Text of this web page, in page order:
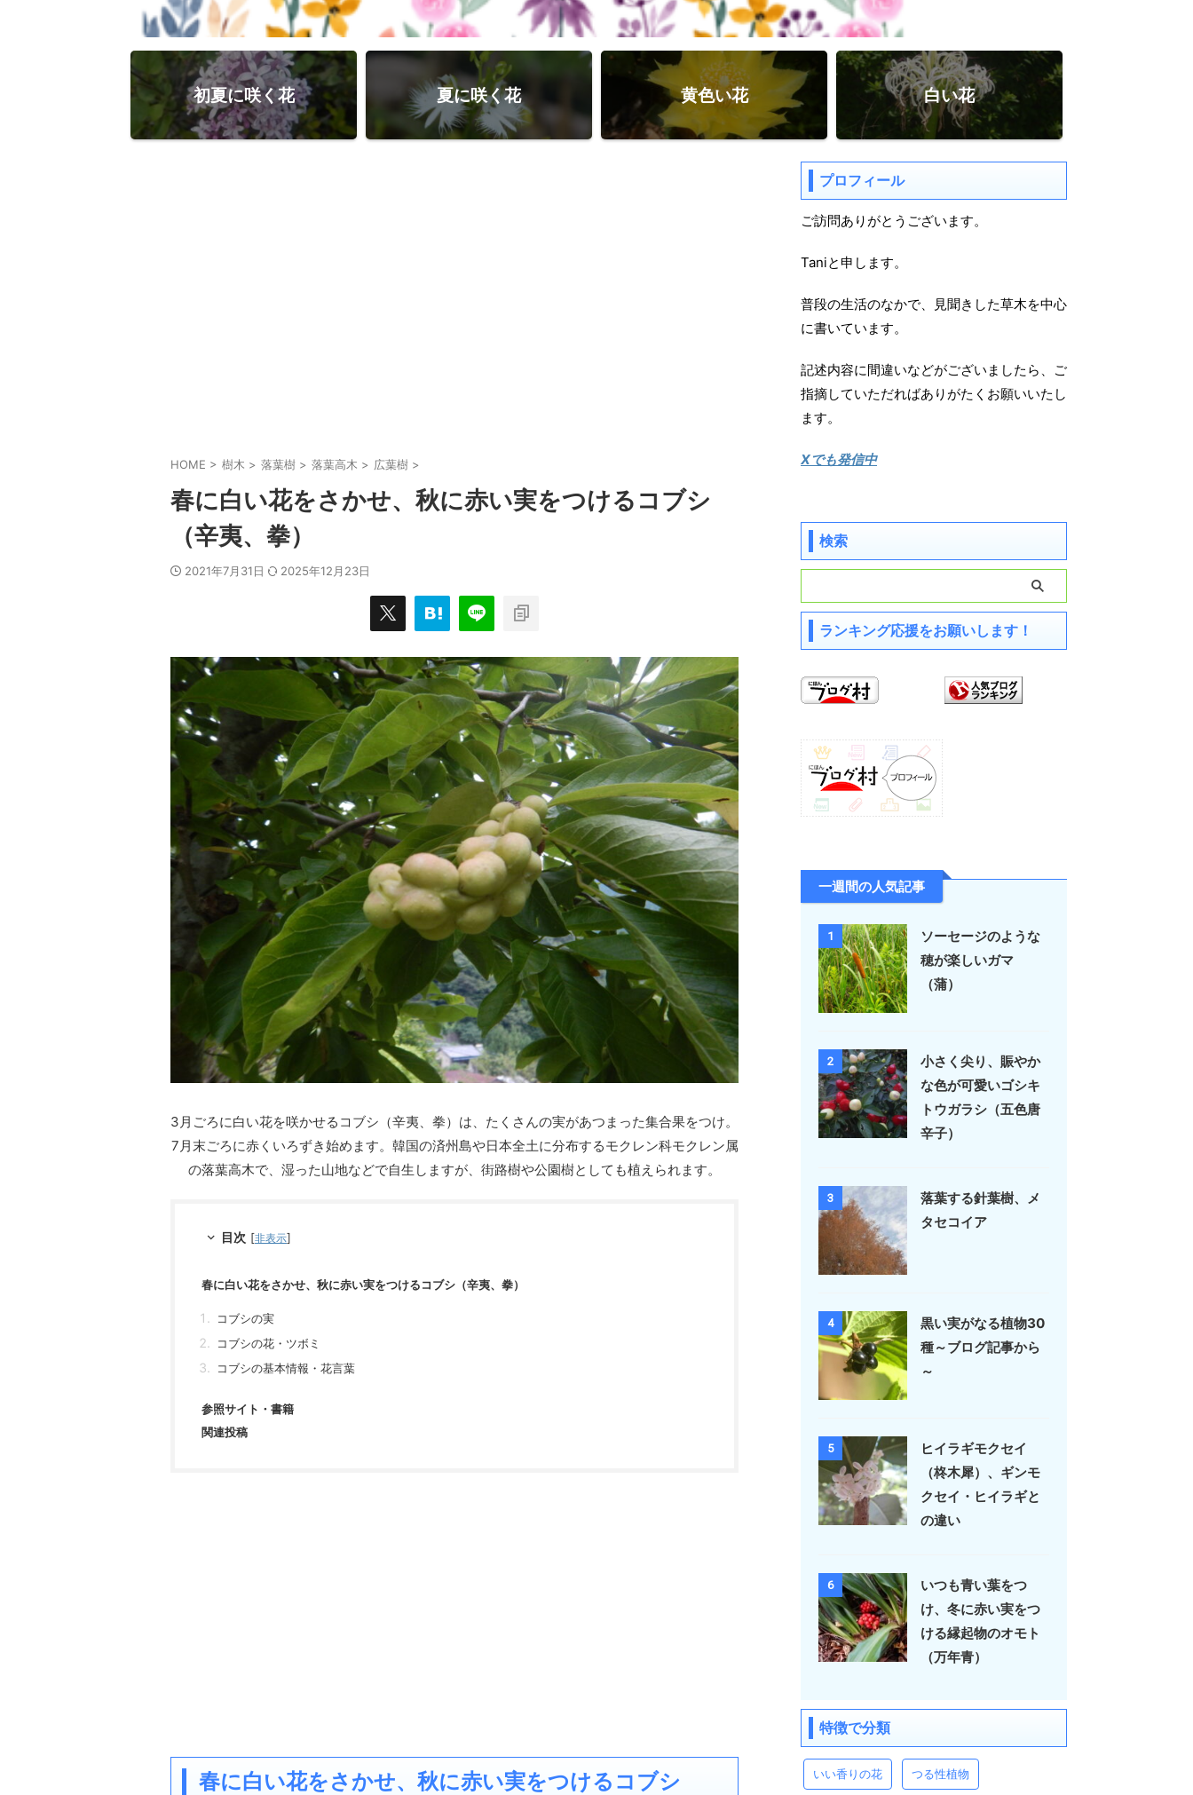
初夏に咲く花 夏に咲く花 黄色い花 白い花
HOME > 樹木 > 落葉樹 > 落葉高木 > 広葉樹 >
春に白い花をさかせ、秋に赤い実をつけるコブシ
（辛夷、拳）
2021年7月31日 2025年12月23日
3月ごろに白い花を咲かせるコブシ（辛夷、拳）は、たくさんの実があつまった集合果をつけ。
7月末ごろに赤くいろずき始めます。韓国の済州島や日本全土に分布するモクレン科モクレン属
の落葉高木で、湿った山地などで自生しますが、街路樹や公園樹としても植えられます。
目次 [非表示]
春に白い花をさかせ、秋に赤い実をつけるコブシ（辛夷、拳）
コブシの実
コブシの花・ツボミ
コブシの基本情報・花言葉
参照サイト・書籍
関連投稿
春に白い花をさかせ、秋に赤い実をつけるコブシ
プロフィール
ご訪問ありがとうございます。
Taniと申します。
普段の生活のなかで、見聞きした草木を中心
に書いています。
記述内容に間違いなどがございましたら、ご
指摘していただればありがたくお願いいたし
ます。
Xでも発信中
検索
ランキング応援をお願いします！
一週間の人気記事
1
ソーセージのような
穂が楽しいガマ
（蒲）
2
小さく尖り、賑やか
な色が可愛いゴシキ
トウガラシ（五色唐
辛子）
3
落葉する針葉樹、メ
タセコイア
4
黒い実がなる植物30
種～ブログ記事から
～
5
ヒイラギモクセイ
（柊木犀）、ギンモ
クセイ・ヒイラギと
の違い
6
いつも青い葉をつ
け、冬に赤い実をつ
ける縁起物のオモト
（万年青）
特徴で分類
いい香りの花 つる性植物